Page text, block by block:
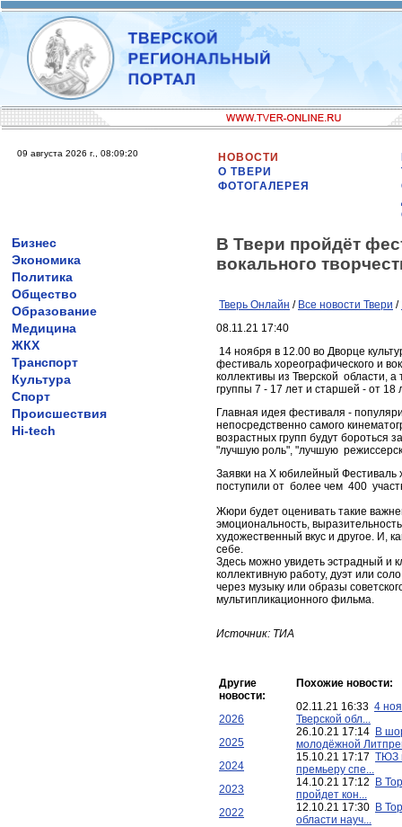
09 августа 2026 г., 08:09:20
НОВОСТИ
О ТВЕРИ
ФОТОГАЛЕРЕЯ
Бизнес
Экономика
Политика
Общество
Образование
Медицина
ЖКХ
Транспорт
Культура
Спорт
Происшествия
Hi-tech
В Твери пройдёт
вокального
Тверь Онлайн / Все новости Твери /
08.11.21 17:40
14 ноября в 12.00 во Дворце
фестиваль хореографического и
коллективы из Тверской области,
группы 7 - 17 лет и старшей - от 18
Главная идея фестиваля -
непосредственно самого
возрастных групп будут бороться
"лучшую роль", "лучшую
Заявки на X юбилейный Фестиваль
поступили от более чем 400
Жюри будет оценивать такие
эмоциональность,
художественный вкус и другое. И,
себе.
Здесь можно увидеть эстрадный и
коллективную работу, дуэт или
через музыку или образы
мультипликационного фильма.
Источник: ТИА
Другие
новости:
2026
2025
2024
2023
2022
Похожие новости:
02.11.21 16:33 4
Тверской обл...
26.10.21 17:14 В
молодёжной
15.10.21 17:17 ТЮЗ
премьеру спе...
14.10.21 17:12
В
пройдет кон...
12.10.21 17:30 В
области науч...